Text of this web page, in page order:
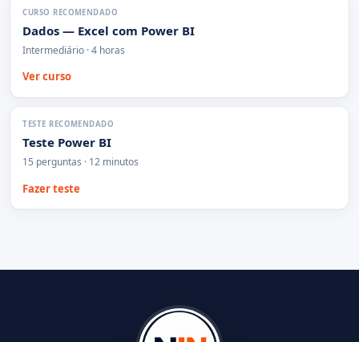
CURSO RECOMENDADO
Dados — Excel com Power BI
Intermediário · 4 horas
Ver curso
TESTE RECOMENDADO
Teste Power BI
15 perguntas · 12 minutos
Fazer teste